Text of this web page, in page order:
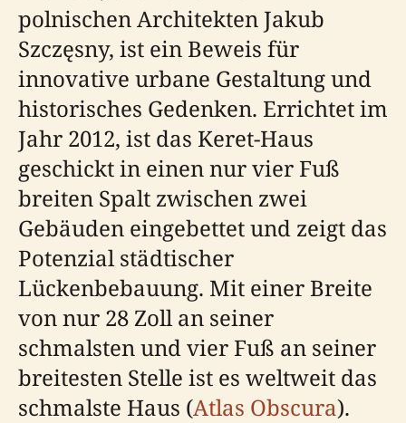
polnischen Architekten Jakub
Szczęsny, ist ein Beweis für
innovative urbane Gestaltung und
historisches Gedenken. Errichtet im
Jahr 2012, ist das Keret-Haus
geschickt in einen nur vier Fuß
breiten Spalt zwischen zwei
Gebäuden eingebettet und zeigt das
Potenzial städtischer
Lückenbebauung. Mit einer Breite
von nur 28 Zoll an seiner
schmalsten und vier Fuß an seiner
breitesten Stelle ist es weltweit das
schmalste Haus (Atlas Obscura).